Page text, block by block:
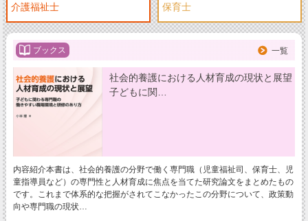
介護福祉士 保育士
ブックス 一覧
社会的養護における人材育成の現状と展望
子どもに関…
内容紹介本書は、社会的養護の分野で働く専門職（児童福祉司、保育士、児
童指導員など）の専門性と人材育成に焦点を当てた研究論文をまとめたもの
です。これまで体系的な把握がされてこなかったこの分野について、政策動
向や専門職の現状…